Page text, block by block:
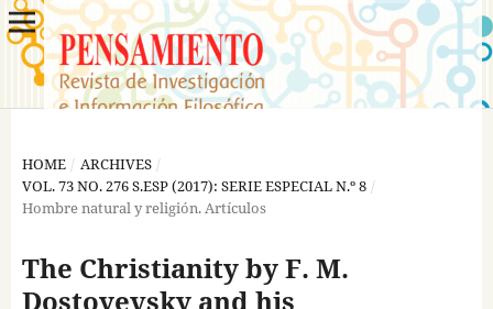
HOME / ARCHIVES /
VOL. 73 NO. 276 S.ESP (2017): SERIE ESPECIAL N.º 8 /
Hombre natural y religión. Artículos
The Christianity by F. M.
Dostoyevsky and his